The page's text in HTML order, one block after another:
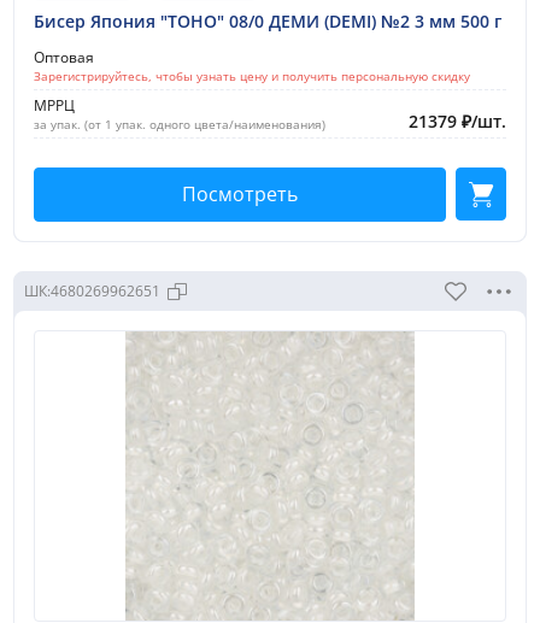
Бисер Япония "TOHO" 08/0 ДЕМИ (DEMI) №2 3 мм 500 г
Оптовая
Зарегистрируйтесь, чтобы узнать цену и получить персональную скидку
МРРЦ
за упак. (от 1 упак. одного цвета/наименования) 21379 ₽/шт.
Посмотреть
ШК:4680269962651